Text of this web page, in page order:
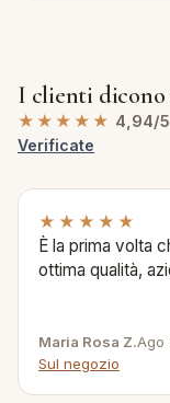
I clienti dicono
★★★★★ 4,94/5
Verificate
★★★★★
È la prima volta
ottima qualità,
Maria Rosa Z.Ago
Sul negozio